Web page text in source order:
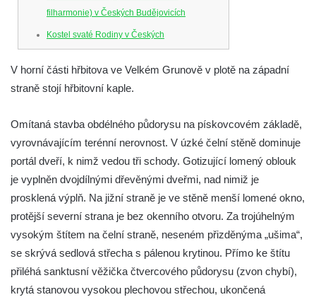
filharmonie) v Českých Budějovicích
Kostel svaté Rodiny v Českých
Budějovicích
Kostel Obětování Panny Marie u kláštera
dominikánů v Českých Budějovicích
Kaple na křižovatce ulic Budějovická a
Dělnická v Kamenném Újezdě
Bývalý kostel svatých Filipa a Jakuba na
náměstí J. V. Kamarýta ve Velešíně
Kaple na hřbitově ve Velešíně
Márnice na hřbitově ve Velešíně
Kostel svatého Václava ve Velešíně
V horní části hřbitova ve Velkém Grunově v plotě na západní
straně stojí hřbitovní kaple.
Omítaná stavba obdélného půdorysu na pískovcovém základě,
vyrovnávajícím terénní nerovnost. V úzké čelní stěně dominuje
portál dveří, k nimž vedou tři schody. Gotizující lomený oblouk
je vyplněn dvojdílnými dřevěnými dveřmi, nad nimiž je
prosklená výplň. Na jižní straně je ve stěně menší lomené okno,
protější severní strana je bez okenního otvoru. Za trojúhelným
vysokým štítem na čelní straně, neseném přizděnýma „ušima“,
se skrývá sedlová střecha s pálenou krytinou. Přímo ke štítu
přiléhá sanktusní věžička čtvercového půdorysu (zvon chybí),
krytá stanovou vysokou plechovou střechou, ukončená